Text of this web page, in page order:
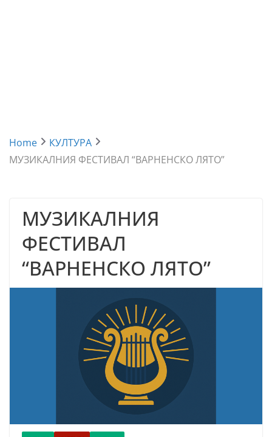
Home
КУЛТУРА
МУЗИКАЛНИЯ ФЕСТИВАЛ “ВАРНЕНСКО ЛЯТО”
МУЗИКАЛНИЯ
ФЕСТИВАЛ
“ВАРНЕНСКО ЛЯТО”